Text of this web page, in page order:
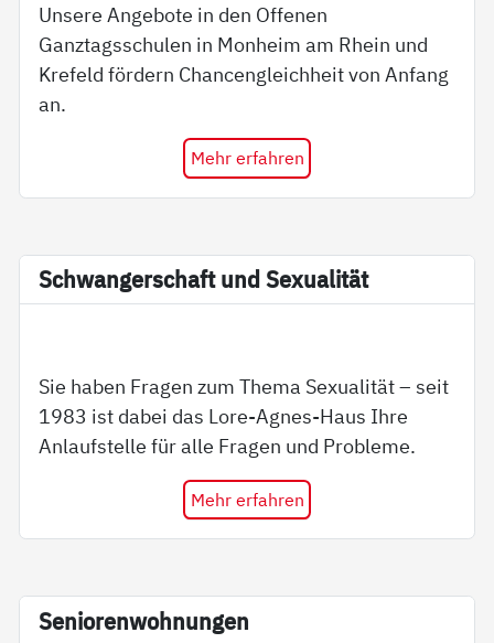
Unsere Angebote in den Offenen
Ganztagsschulen in Monheim am Rhein und
Krefeld fördern Chancengleichheit von Anfang
an.
Mehr erfahren
Schwan­ger­schaft und Se­xua­li­tät
Sie haben Fragen zum Thema Sexualität – seit
1983 ist dabei das Lore-Agnes-Haus Ihre
Anlaufstelle für alle Fragen und Probleme.
Mehr erfahren
Se­nio­ren­woh­nun­gen